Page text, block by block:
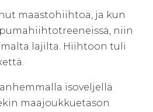
maastohiihtoa, ja kun
niin
lajilta. Hiihtoon tuli
isoveljellä
maajoukkuetason